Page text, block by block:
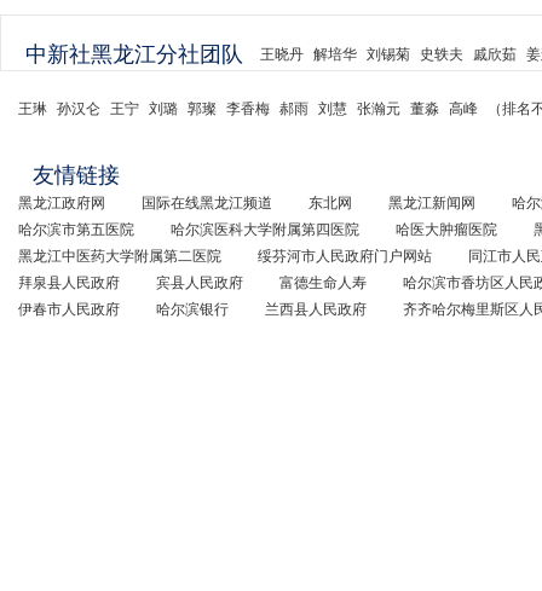
中新社黑龙江分社团队 王晓丹 解培华 刘锡菊 史轶夫 戚欣茹
王琳 孙汉仑 王宁 刘璐 郭璨 李香梅 郝雨 刘慧 张瀚元 董淼 高峰 （排名
友情链接
黑龙江政府网 国际在线黑龙江频道 东北网 黑龙江新闻网
哈
哈尔滨市第五医院
哈尔滨医科大学附属第四医院 哈医大肿瘤医院
黑龙江中医药大学附属第二医院
绥芬河市人民政府门户网站
同江市人
拜泉县人民政府
宾县人民政府 富德生命人寿
哈尔滨市香坊区人民
伊春市人民政府
哈尔滨银行 兰西县人民政府 齐齐哈尔梅里斯区人